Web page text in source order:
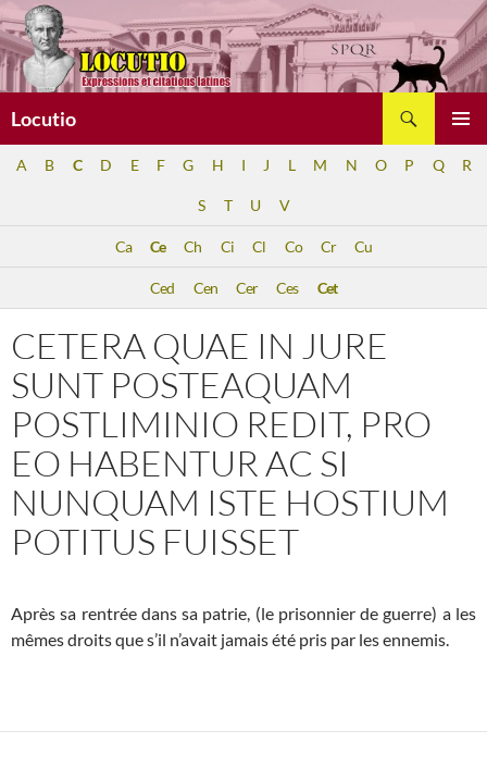
Aller
au
contenu
Locutio
A B C D E F G H I J L M N O P Q R
S T U V
Ca Ce Ch Ci Cl Co Cr Cu
Ced Cen Cer Ces Cet
CETERA QUAE IN JURE
SUNT POSTEAQUAM
POSTLIMINIO REDIT, PRO
EO HABENTUR AC SI
NUNQUAM ISTE HOSTIUM
POTITUS FUISSET
Après sa rentrée dans sa patrie, (le prisonnier de guerre) a les
mêmes droits que s’il n’avait jamais été pris par les ennemis.